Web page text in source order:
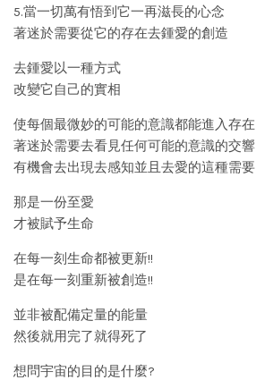
5.當一切萬有悟到它一再滋長的心念
著迷於需要從它的存在去鍾愛的創造
去鍾愛以一種方式
改變它自己的實相
使每個最微妙的可能的意識都能進入存在
著迷於需要去看見任何可能的意識的交響
有機會去出現去感知並且去愛的這種需要
那是一份至愛
才被賦予生命
在每一刻生命都被更新!!
是在每一刻重新被創造!!
並非被配備定量的能量
然後就用完了就得死了
想問宇宙的目的是什麼?